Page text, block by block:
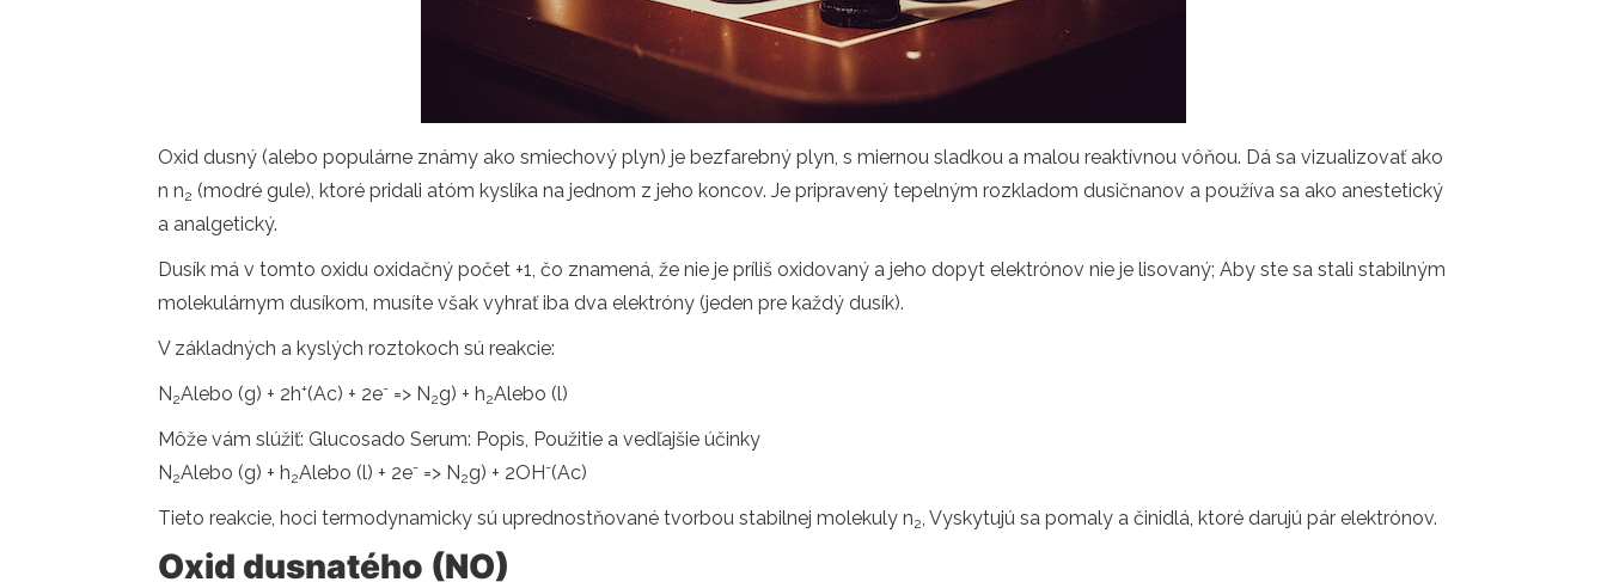
Oxid dusný (alebo populárne známy ako smiechový plyn) je bezfarebný plyn, s miernou sladkou a malou reaktívnou vôňou. Dá sa vizualizovať ako
n n2 (modré gule), ktoré pridali atóm kyslíka na jednom z jeho koncov. Je pripravený tepelným rozkladom dusičnanov a používa sa ako anestetický
a analgetický.
Dusík má v tomto oxidu oxidačný počet +1, čo znamená, že nie je príliš oxidovaný a jeho dopyt elektrónov nie je lisovaný; Aby ste sa stali stabilným
molekulárnym dusíkom, musíte však vyhrať iba dva elektróny (jeden pre každý dusík).
V základných a kyslých roztokoch sú reakcie:
N2Alebo (g) + 2h+(Ac) + 2e- => N2g) + h2Alebo (l)
Môže vám slúžiť: Glucosado Serum: Popis, Použitie a vedľajšie účinky
N2Alebo (g) + h2Alebo (l) + 2e- => N2g) + 2OH-(Ac)
Tieto reakcie, hoci termodynamicky sú uprednostňované tvorbou stabilnej molekuly n2, Vyskytujú sa pomaly a činidlá, ktoré darujú pár elektrónov.
Oxid dusnatého (NO)